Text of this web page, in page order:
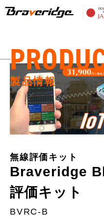
Braveridge
製品情報
無線評価キット
Braveridge
評価キット
BVRC-B